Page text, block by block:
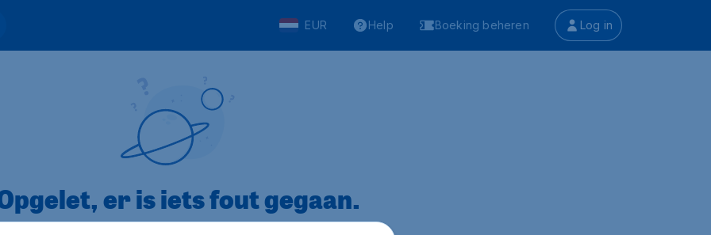
EUR Help Boeking beheren Log in
er is iets fout gegaan.